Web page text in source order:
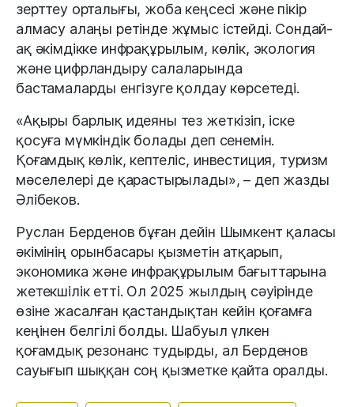
зерттеу орталығы, жоба кеңсесі және пікір
алмасу алаңы ретінде жұмыс істейді. Сондай-
ақ әкімдікке инфрақұрылым, көлік, экология
және цифрландыру салаларында
бастамаларды енгізуге қолдау көрсетеді.
«Ақыры барлық идеяны тез жеткізіп, іске
қосуға мүмкіндік болады деп сенемін.
Қоғамдық көлік, кептеліс, инвестиция, туризм
мәселелері де қарастырылады», – деп жазды
Әлібеков.
Руслан Берденов бұған дейін Шымкент қаласы
әкімінің орынбасары қызметін атқарып,
экономика және инфрақұрылым бағыттарына
жетекшілік етті. Ол 2025 жылдың сәуірінде
өзіне жасалған қастандықтан кейін қоғамға
кеңінен белгілі болды. Шабуыл үлкен
қоғамдық резонанс тудырды, ал Берденов
сауығып шыққан соң қызметке қайта оралды.